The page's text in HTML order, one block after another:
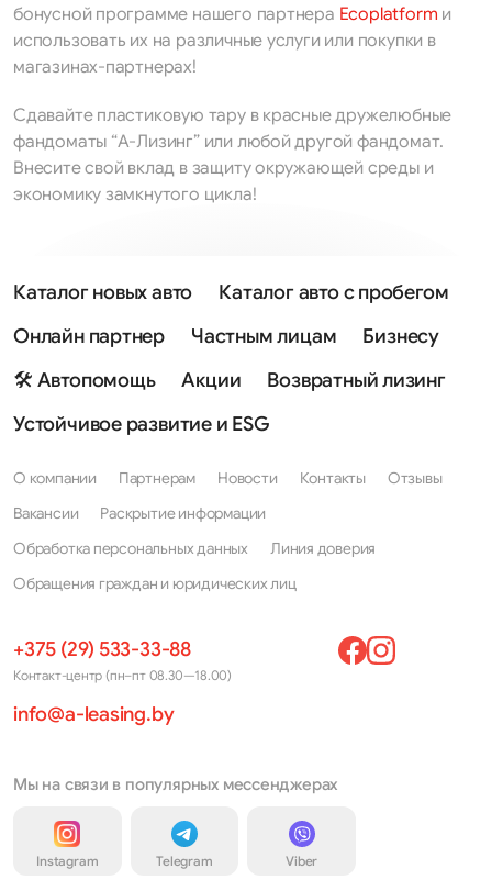
бонусной программе нашего партнера Ecoplatform и
использовать их на различные услуги или покупки в
магазинах-партнерах!
Сдавайте пластиковую тару в красные дружелюбные
фандоматы “А-Лизинг” или любой другой фандомат.
Внесите свой вклад в защиту окружающей среды и
экономику замкнутого цикла!
Каталог новых авто
Каталог авто с пробегом
Онлайн партнер
Частным лицам
Бизнесу
🛠 Автопомощь
Акции
Возвратный лизинг
Устойчивое развитие и ESG
О компании Партнерам Новости Контакты
Отзывы
Вакансии
Раскрытие информации
Обработка персональных данных
Линия доверия
Обращения граждан и юридических лиц
+375 (29) 533-33-88
Контакт-центр (пн–пт 08.30—18.00)
info@a-leasing.by
Мы на связи в популярных мессенджерах
Instagram Telegram Viber